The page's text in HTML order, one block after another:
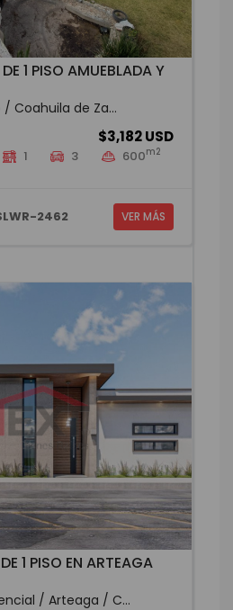
1 PISO AMUEBLADA Y
Coahuila de Za...
$3,182 USD
1 3 600m2
2462 VER MÁS
1 PISO EN ARTEAGA
/ Arteaga / C...